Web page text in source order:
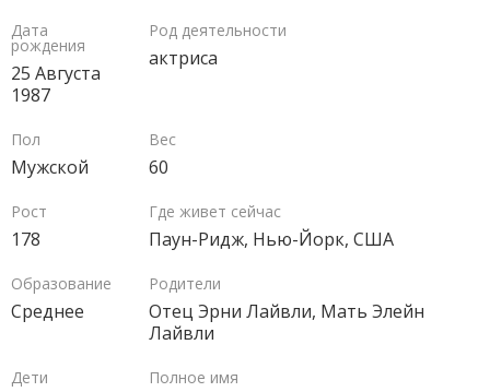
Дата
рождения
25 Августа
1987
Род деятельности
актриса
Пол
Мужской
Вес
60
Рост
178
Где живет сейчас
Паун-Ридж, Нью-Йорк, США
Образование
Среднее
Родители
Отец Эрни Лайвли, Мать Элейн
Лайвли
Дети Полное имя